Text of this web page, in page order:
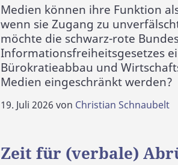
Medien können ihre Funktion
wenn sie Zugang zu
möchte die schwarz-rote
Informationsfreiheitsgesetzes
Bürokratieabbau und
Medien eingeschränkt werden?
19. Juli 2026 von Christian Schnaubelt
Zeit für (verbale)